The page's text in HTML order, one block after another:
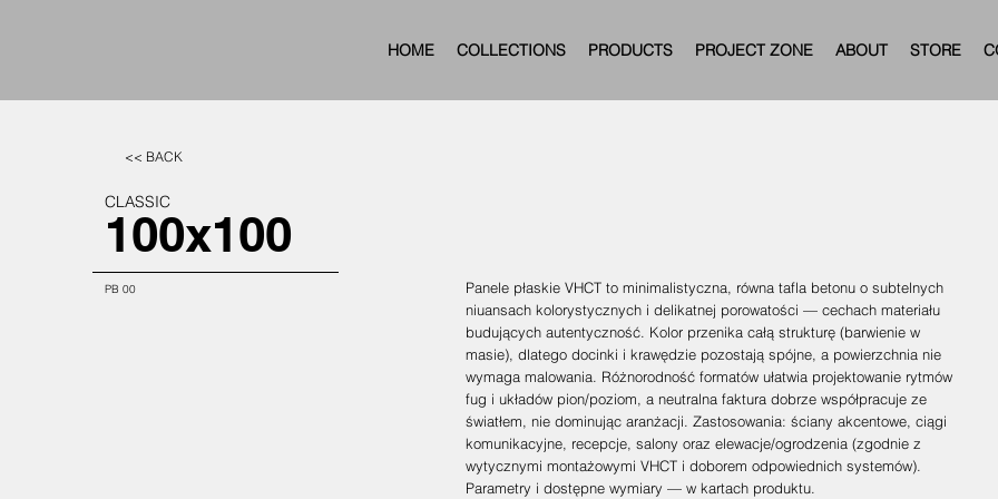
HOME COLLECTIONS PRODUCTS PROJECT ZONE ABOUT STORE
<< BACK
CLASSIC
100x100
PB 00
Panele płaskie VHCT to minimalistyczna, równa tafla betonu o subtelnych
niuansach kolorystycznych i delikatnej porowatości — cechach materiału
budujących autentyczność. Kolor przenika całą strukturę (barwienie w
masie), dlatego docinki i krawędzie pozostają spójne, a powierzchnia nie
wymaga malowania. Różnorodność formatów ułatwia projektowanie rytmów
fug i układów pion/poziom, a neutralna faktura dobrze współpracuje ze
światłem, nie dominując aranżacji. Zastosowania: ściany akcentowe, ciągi
komunikacyjne, recepcje, salony oraz elewacje/ogrodzenia (zgodnie z
wytycznymi montażowymi VHCT i doborem odpowiednich systemów).
Parametry i dostępne wymiary — w kartach produktu.